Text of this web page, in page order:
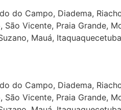
do Campo, Diadema,
Vicente, Praia Grande,
Mauá,
do Campo, Diadema,
Vicente, Praia Grande,